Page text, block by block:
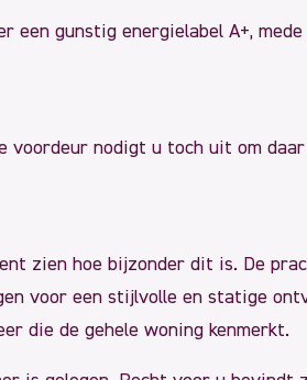
gunstig energielabel A+,
voordeur nodigt u toch uit om
zien hoe bijzonder dit is. De
voor een stijlvolle en statige
die de gehele woning kenmerkt.